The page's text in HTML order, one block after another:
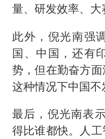
量、研发效率、大
此外，倪光南强
国、中国，还有
势，但在勤奋方面
这种情况下中国不
最后，倪光南表
得比谁都快。人